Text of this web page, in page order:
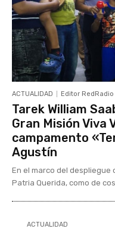
ACTUALIDAD Editor RedRadio
Tarek William
Gran Misión Viva
campamento
Agustín
En el marco del despliegue
Patria Querida, como de
ACTUALIDAD